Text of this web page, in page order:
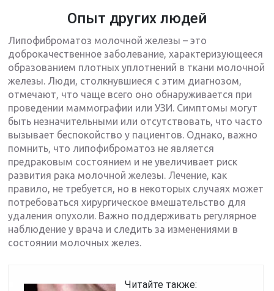
Опыт других людей
Липофиброматоз молочной железы – это
доброкачественное заболевание, характеризующееся
образованием плотных уплотнений в ткани молочной
железы. Люди, столкнувшиеся с этим диагнозом,
отмечают, что чаще всего оно обнаруживается при
проведении маммографии или УЗИ. Симптомы могут
быть незначительными или отсутствовать, что часто
вызывает беспокойство у пациентов. Однако, важно
помнить, что липофиброматоз не является
предраковым состоянием и не увеличивает риск
развития рака молочной железы. Лечение, как
правило, не требуется, но в некоторых случаях может
потребоваться хирургическое вмешательство для
удаления опухоли. Важно поддерживать регулярное
наблюдение у врача и следить за изменениями в
состоянии молочных желез.
Читайте также: